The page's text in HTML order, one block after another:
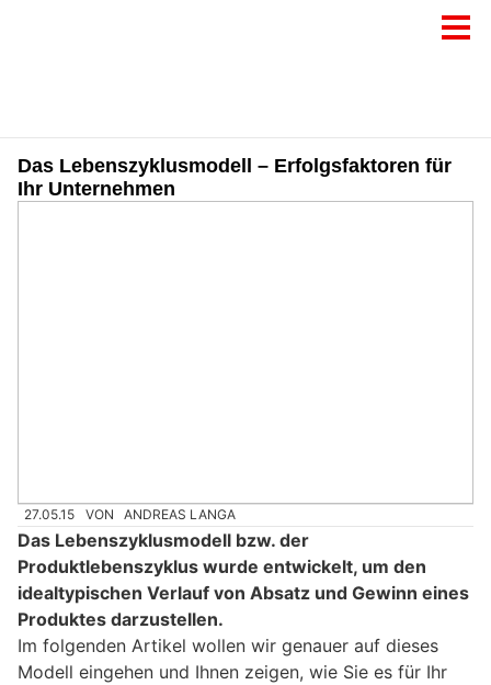
Das Lebenszyklusmodell – Erfolgsfaktoren für
Ihr Unternehmen
27.05.15 VON ANDREAS LANGA
Das Lebenszyklusmodell bzw. der
Produktlebenszyklus wurde entwickelt, um den
idealtypischen Verlauf von Absatz und Gewinn eines
Produktes darzustellen.
Im folgenden Artikel wollen wir genauer auf dieses
Modell eingehen und Ihnen zeigen, wie Sie es für Ihr